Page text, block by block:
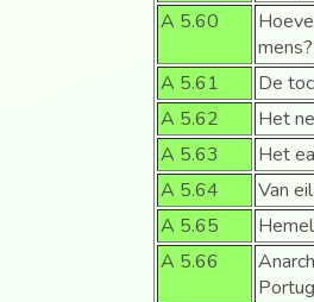
A 5.60
mens?
A 5.61
De
A 5.62
Het
A 5.63
Het
A 5.64
Van
A 5.65
A 5.66